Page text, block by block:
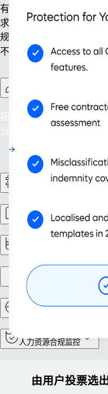
有，逐步扩张。我们提供
求，涵盖合同工管理、持
规模与管理智能双重提升
不断变化的商业格局，实
招聘用工，放心无忧：
分类风险。
劳动力管理
实体设立
人力资源合规监控
由用户投票选